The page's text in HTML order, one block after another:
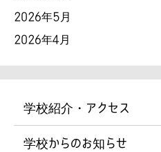
2026年5月
2026年4月
学校紹介・アクセス
学校からのお知らせ